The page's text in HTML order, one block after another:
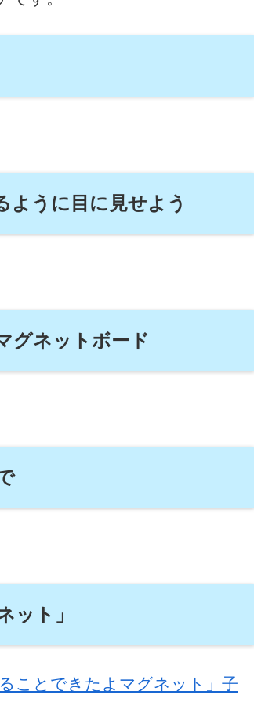
ように目に見せよう
グネットボード
ット」
ことできたよマグネット」子